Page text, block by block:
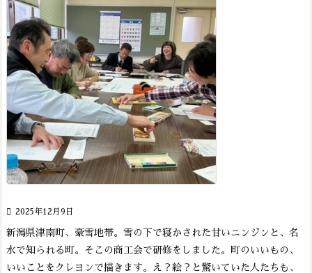
 2025年12月9日
新潟県津南町、豪雪地帯。雪の下で寝かされた甘いニンジンと、名
水で知られる町。そこの商工会で研修をしました。町のいいもの、
いいことをクレヨンで描きます。え？絵？と驚いていた人たちも、